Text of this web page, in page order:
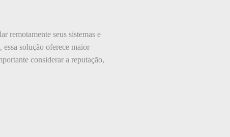
remotamente seus sistemas e
solução oferece maior
considerar a reputação,